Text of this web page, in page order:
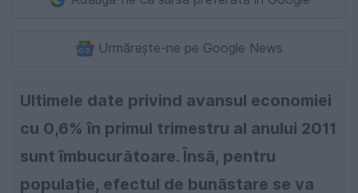
Urmărește-ne pe Google News
Ultimele date privind avansul economiei
cu 0,6% în primul trimestru al anului 2011
sunt îmbucurătoare. Însă, pentru
populație, efectul de bunăstare se va